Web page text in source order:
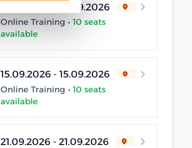
15.09.2026 - 15.09.2026
Online Training • 10 seats
available
15.09.2026 - 15.09.2026
Online Training • 10 seats
available
21.09.2026 - 21.09.2026